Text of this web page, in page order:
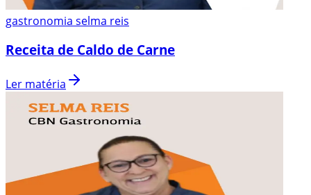
gastronomia selma reis
Receita de Caldo de Carne
Ler matéria